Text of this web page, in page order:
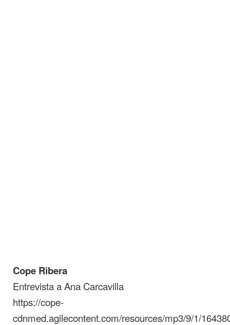
Cope Ribera
Entrevista a Ana Carcavilla
https://cope-
cdnmed.agilecontent.com/resources/mp3/9/1/